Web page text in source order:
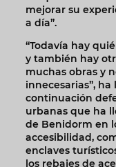
mejorar su
a día”.
“Todavía hay
y también hay
muchas obras y
innecesarias”,
continuación
urbanas que ha
de Benidorm en
accesibilidad,
enclaves
los rebajes de